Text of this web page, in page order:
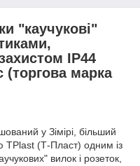
"каучукові"
IP44
(торгова марка
у Зімірі, більший
TPlast (Т-Пласт) одним із
вилок і розеток,